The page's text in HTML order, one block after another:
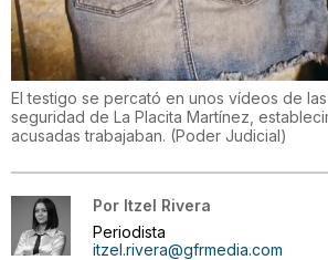
El testigo se percató en unos vídeos de
seguridad de La Placita Martínez,
acusadas trabajaban. (Poder Judicial)
Por Itzel Rivera
Periodista
itzel.rivera@gfrmedia.com